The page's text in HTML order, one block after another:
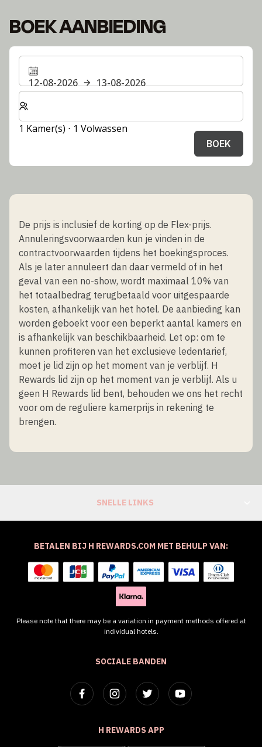
BOEK AANBIEDING
12-08-2026
13-08-2026
Selecteer het aantal kamers en gasten voor je verblijf
1 Kamer(s) ⋅ 1 Volwassen
BOEK
De prijs is inclusief de korting op de Flex-prijs.
Annuleringsvoorwaarden kun je vinden in de
contractvoorwaarden tijdens het boekingsproces.
Als je later annuleert dan daar vermeld of in het
geval van een no-show, wordt maximaal 10% van
het totaalbedrag terugbetaald voor uitgespaarde
kosten, afhankelijk van het hotel. De aanbieding kan
worden geboekt voor een beperkt aantal kamers en
is afhankelijk van beschikbaarheid. Let op: om te
kunnen profiteren van het exclusieve ledentarief,
moet je lid zijn op het moment van je verblijf. H
Rewards lid zijn op het moment van je verblijf. Als u
geen H Rewards lid bent, behouden we ons het recht
voor om de reguliere kamerprijs in rekening te
brengen.
SNELLE LINKS
SOCIALE BANDEN
H REWARDS APP
BETALEN BIJ H REWARDS.COM MET BEHULP VAN:
Please note that there may be a variation in payment methods offered at
individual hotels.